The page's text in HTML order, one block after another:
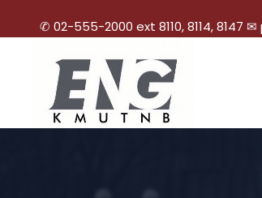
✆ 02-555-2000 ext 8110, 8114, 8147